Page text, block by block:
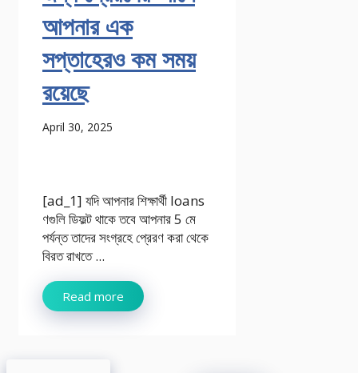
আপনার এক
সপ্তাহেরও কম সময়
রয়েছে
April 30, 2025
[ad_1] যদি আপনার শিক্ষার্থী loans
ণগুলি ডিফল্ট থাকে তবে আপনার 5 মে
পর্যন্ত তাদের সংগ্রহে প্রেরণ করা থেকে
বিরত রাখতে ...
Read more